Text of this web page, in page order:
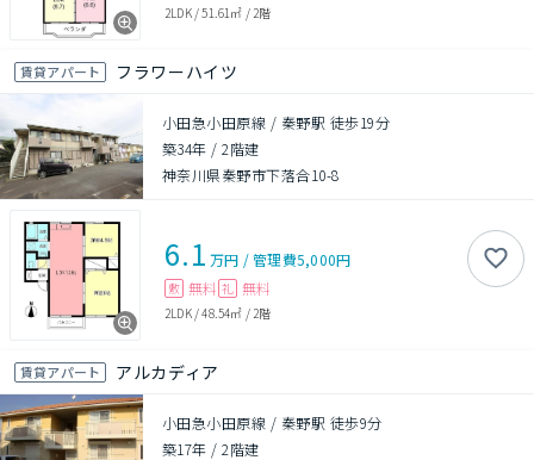
2LDK/51.61㎡ / 2階
賃貸アパート フラワーハイツ
小田急小田原線 / 秦野駅 徒歩19分
築34年 /2階建
神奈川県秦野市下落合10-8
6.1 万円 /管理費5,000円
敷 無料 礼 無料
2LDK/48.54㎡ / 2階
賃貸アパート アルカディア
小田急小田原線 / 秦野駅 徒歩9分
築17年 /2階建